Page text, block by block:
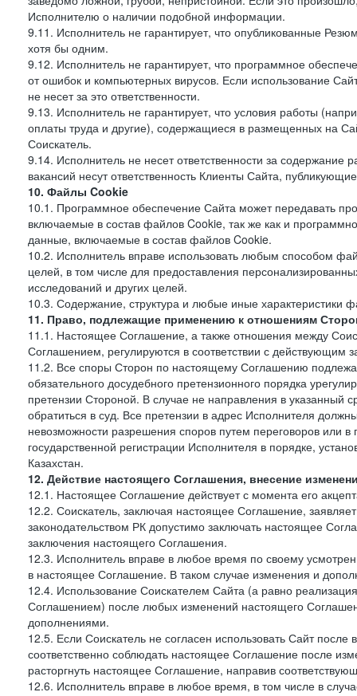
Исполнителю о наличии подобной информации.
9.11. Исполнитель не гарантирует, что опубликованные
хотя бы одним.
9.12. Исполнитель не гарантирует, что программное
от ошибок и компьютерных вирусов. Если использование
не несет за это ответственности.
9.13. Исполнитель не гарантирует, что условия работы
оплаты труда и другие), содержащиеся в размещенных на
Соискатель.
9.14. Исполнитель не несет ответственности за
вакансий несут ответственность Клиенты Сайта,
10. Файлы Cookie
10.1. Программное обеспечение Сайта может передавать
включаемые в состав файлов Cookie, так же как и
данные, включаемые в состав файлов Cookie.
10.2. Исполнитель вправе использовать любым способом
целей, в том числе для предоставления
исследований и других целей.
10.3. Содержание, структура и любые иные
11. Право, подлежащие применению к отношениям
11.1. Настоящее Соглашение, а также отношения между
Соглашением, регулируются в соответствии с действующим
11.2. Все споры Сторон по настоящему Соглашению
обязательного досудебного претензионного порядка
претензии Стороной. В случае не направления в указанный
обратиться в суд. Все претензии в адрес Исполнителя
невозможности разрешения споров путем переговоров или
государственной регистрации Исполнителя в порядке,
Казахстан.
12. Действие настоящего Соглашения, внесение
12.1. Настоящее Соглашение действует с момента его
12.2. Соискатель, заключая настоящее Соглашение,
законодательством РК допустимо заключать настоящее
заключения настоящего Соглашения.
12.3. Исполнитель вправе в любое время по своему
в настоящее Соглашение. В таком случае изменения и
12.4. Использование Соискателем Сайта (а равно
Соглашением) после любых изменений настоящего
дополнениями.
12.5. Если Соискатель не согласен использовать Сайт
соответственно соблюдать настоящее Соглашение после
расторгнуть настоящее Соглашение, направив
12.6. Исполнитель вправе в любое время, в том числе в